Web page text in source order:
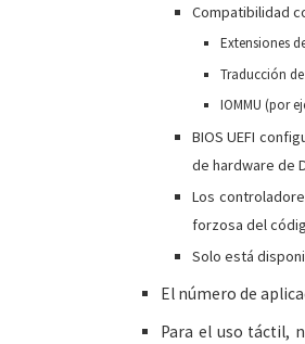
Compatibilidad
Extensiones
Traducción
IOMMU (por
BIOS UEFI
de hardware de
Los
forzosa del
Solo está
El número de
Para el uso táctil,